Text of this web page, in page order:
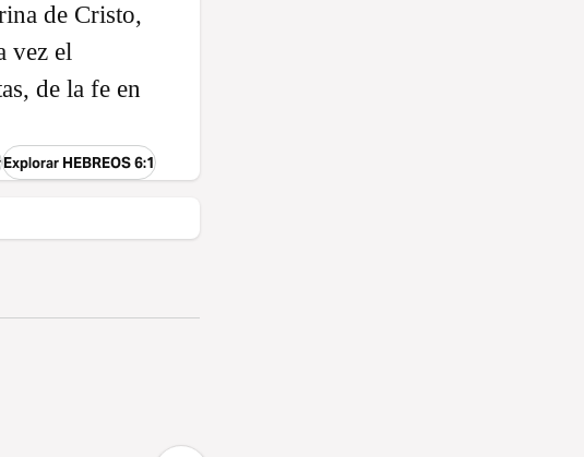
de Cristo,
vez el
de la fe en
Explorar HEBREOS 6:1